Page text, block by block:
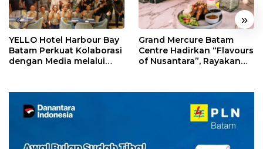
« »
YELLO Hotel Harbour Bay
Batam Perkuat Kolaborasi
dengan Media melalui
Grand Mercure Batam
Centre Hadirkan “Flavours
of Nusantara”, Rayakan